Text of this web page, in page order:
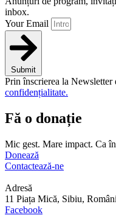
inbox.
Your Email
Submit
Prin înscrierea la Newsletter
confidențialitate.
Fă o donație
Mic gest. Mare impact. Ca
Donează
Contactează-ne
Adresă
11 Piața Mică, Sibiu,
Facebook